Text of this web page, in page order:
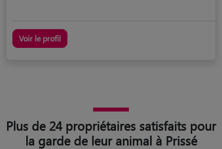
Voir le profil
Plus de 24 propriétaires satisfaits pour
la garde de leur animal à Prissé